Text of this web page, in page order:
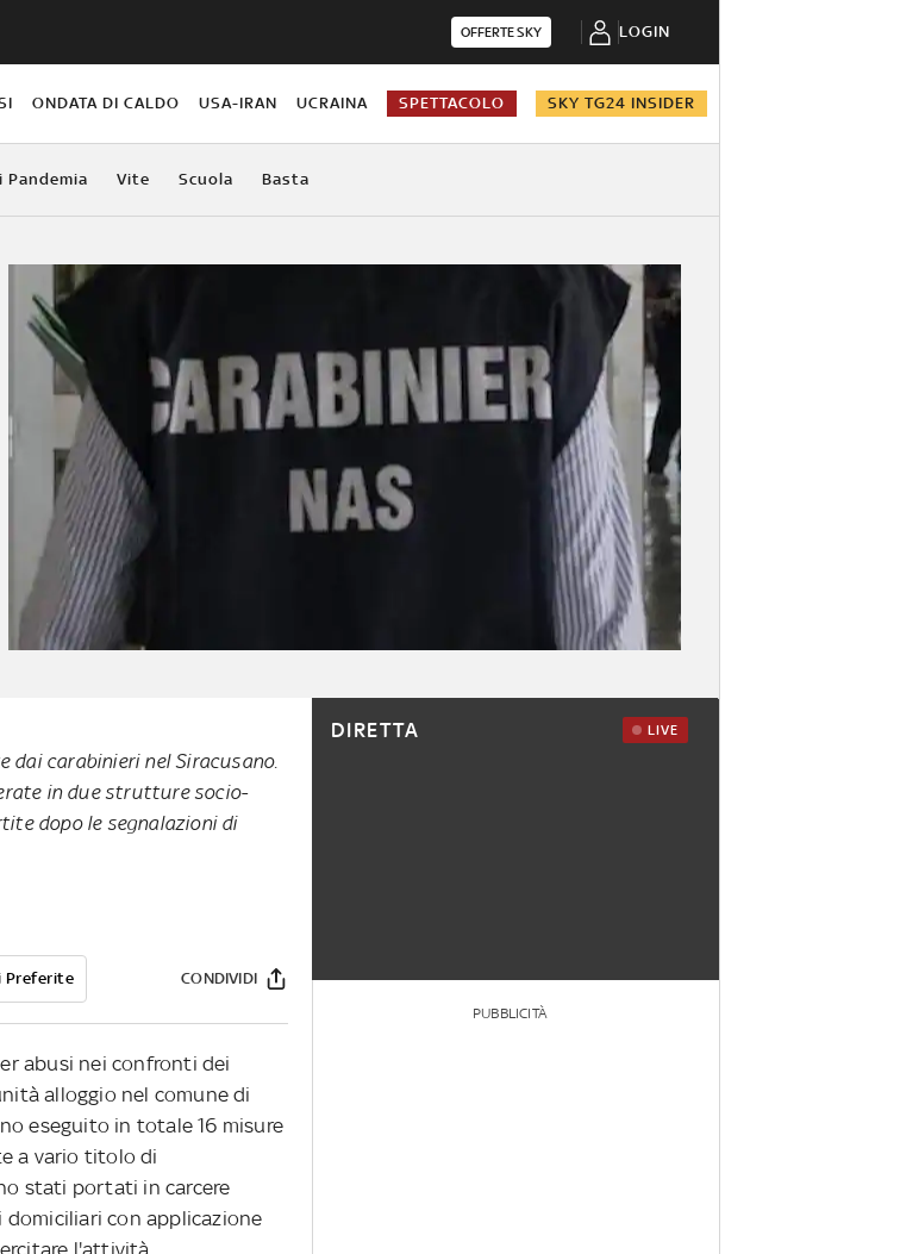
OFFERTE SKY LOGIN
ONDATA DI CALDO USA-IRAN UCRAINA SPETTACOLO SKY TG24 INSIDER
Pandemia Vite Scuola Basta
carabinieri nel Siracusano.
in due strutture socio-
dopo le segnalazioni di
Preferite CONDIVIDI
abusi nei confronti dei
alloggio nel comune di
eseguito in totale 16 misure
a vario titolo di
stati portati in carcere
con applicazione
DIRETTA LIVE
PUBBLICITÀ